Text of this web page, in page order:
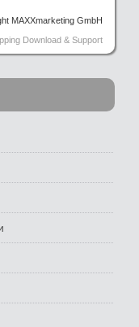
MAXXmarketing GmbH
Download & Support